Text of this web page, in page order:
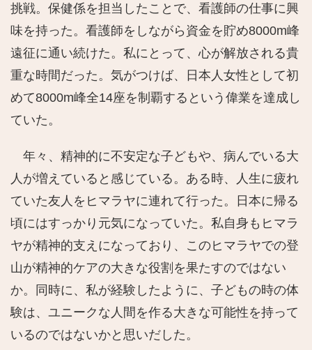
挑戦。保健係を担当したことで、看護師の仕事に興
味を持った。看護師をしながら資金を貯め8000m峰
遠征に通い続けた。私にとって、心が解放される貴
重な時間だった。気がつけば、日本人女性として初
めて8000m峰全14座を制覇するという偉業を達成し
ていた。
年々、精神的に不安定な子どもや、病んでいる大
人が増えていると感じている。ある時、人生に疲れ
ていた友人をヒマラヤに連れて行った。日本に帰る
頃にはすっかり元気になっていた。私自身もヒマラ
ヤが精神的支えになっており、このヒマラヤでの登
山が精神的ケアの大きな役割を果たすのではない
か。同時に、私が経験したように、子どもの時の体
験は、ユニークな人間を作る大きな可能性を持って
いるのではないかと思いだした。